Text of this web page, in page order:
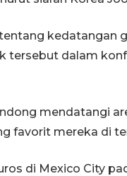
kedatangan
tersebut dalam
mendatangi
favorit mereka di
di Mexico City